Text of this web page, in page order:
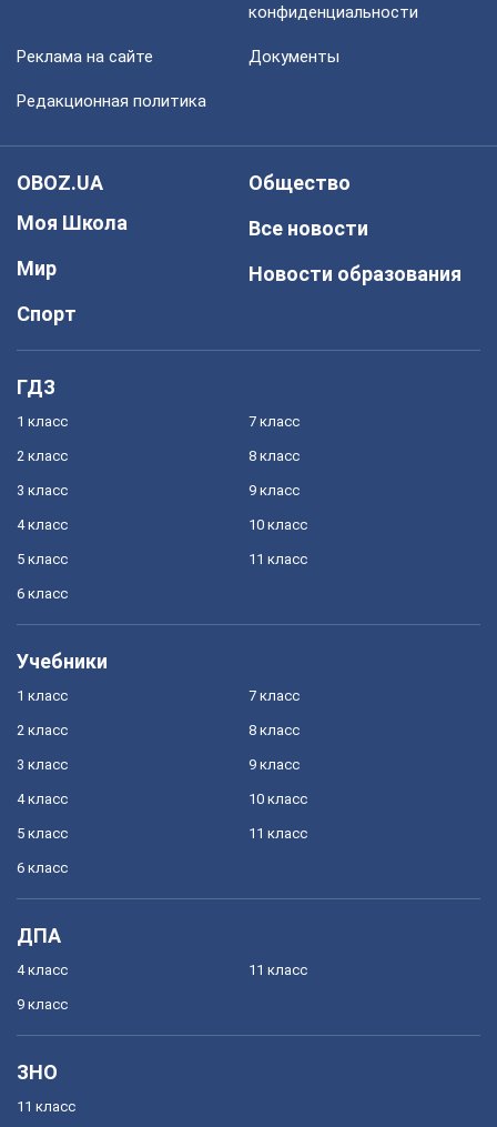
конфиденциальности
Реклама на сайте Документы
Редакционная политика
OBOZ.UA
Моя Школа
Мир
Спорт
Общество
Все новости
Новости образования
ГДЗ
1 класс
2 класс
3 класс
4 класс
5 класс
6 класс
7 класс
8 класс
9 класс
10 класс
11 класс
Учебники
1 класс
2 класс
3 класс
4 класс
5 класс
6 класс
7 класс
8 класс
9 класс
10 класс
11 класс
ДПА
4 класс
9 класс
11 класс
ЗНО
11 класс